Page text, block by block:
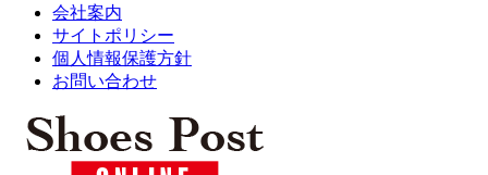
会社案内
サイトポリシー
個人情報保護方針
お問い合わせ